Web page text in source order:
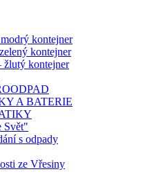
kontejner
kontejner
kontejner
A BATERIE
Svět"
s odpady
ze Vřesiny